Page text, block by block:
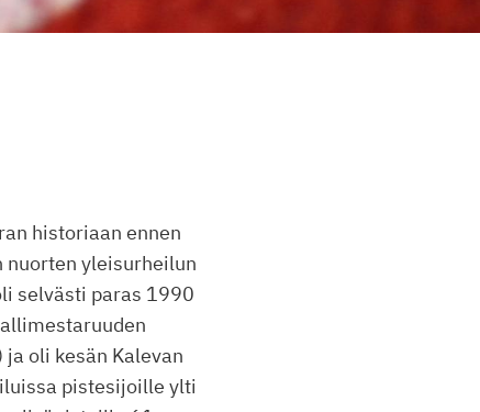
historiaan ennen
yleisurheilun
selvästi paras 1990
oli kesän Kalevan
pistesijoille ylti